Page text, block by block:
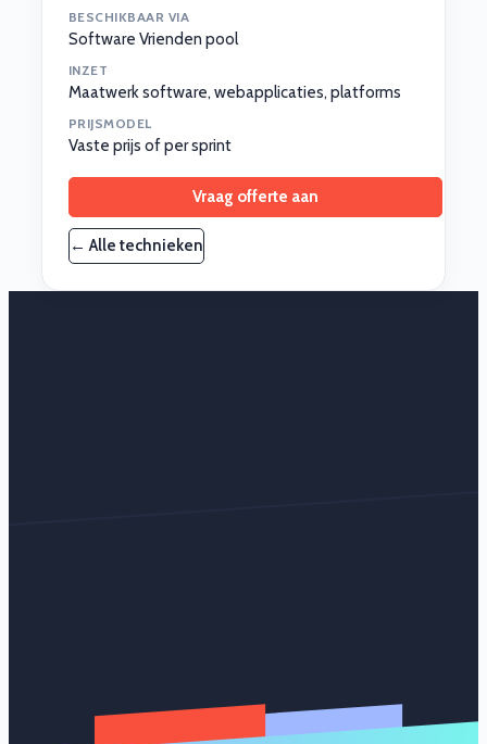
BESCHIKBAAR VIA
Software Vrienden pool
INZET
Maatwerk software, webapplicaties, platforms
PRIJSMODEL
Vaste prijs of per sprint
Vraag offerte aan
← Alle technieken